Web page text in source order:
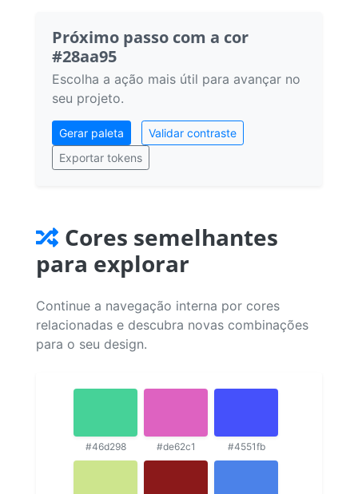
Próximo passo com a cor
#28aa95
Escolha a ação mais útil para avançar no
seu projeto.
Gerar paleta
Validar contraste
Exportar tokens
Cores semelhantes
para explorar
Continue a navegação interna por cores
relacionadas e descubra novas combinações
para o seu design.
#46d298 #de62c1 #4551fb